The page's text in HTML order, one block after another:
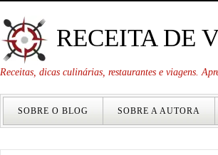
RECEITA DE
Receitas, dicas culinárias, restaurantes e viagens.
SOBRE O BLOG SOBRE A AUTORA